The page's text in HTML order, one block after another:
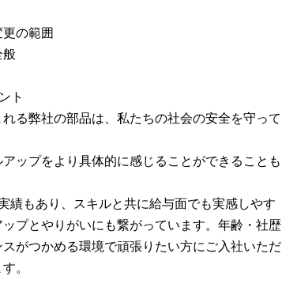
の範囲
般
ト
る弊社の部品は、私たちの社会の安全を守って
ップをより具体的に感じることができることも
績もあり、スキルと共に給与面でも実感しやす
ップとやりがいにも繋がっています。年齢・社歴
がつかめる環境で頑張りたい方にご入社いただ
。